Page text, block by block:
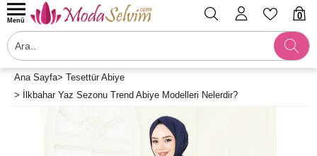
0
Menü
Ana Sayfa> Tesettür Abiye
>
İlkbahar Yaz Sezonu Trend Abiye Modelleri Nelerdir?